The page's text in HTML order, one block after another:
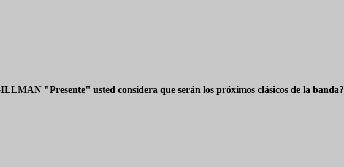
"Presente" usted considera que serán los próximos clásicos de la banda?